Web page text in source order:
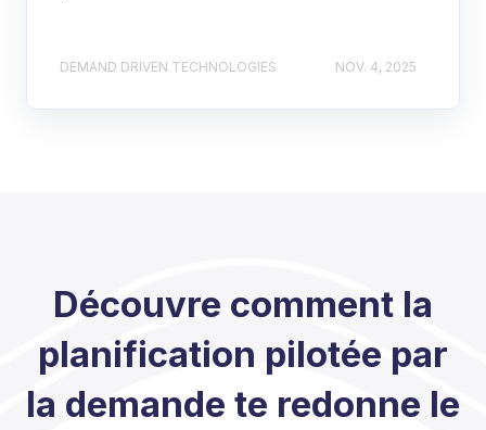
DEMAND DRIVEN TECHNOLOGIES NOV. 4, 2025
Découvre comment la
planification pilotée par
la demande te redonne le